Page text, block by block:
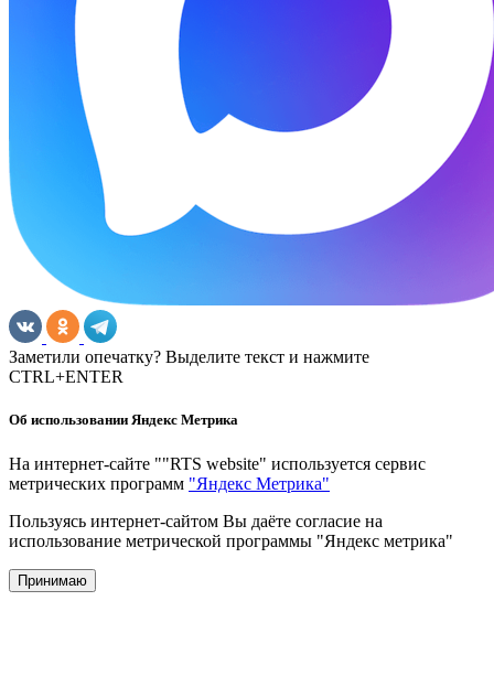
Заметили опечатку? Выделите текст и нажмите
CTRL+ENTER
Об использовании Яндекс Метрика
На интернет-сайте ""RTS website" используется сервис
метрических программ "Яндекс Метрика"
Пользуясь интернет-сайтом Вы даёте согласие на
использование метрической программы "Яндекс метрика"
Принимаю